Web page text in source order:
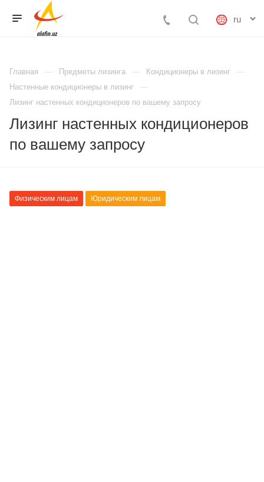
Главная Предметы лизинга
Кондиционеры в лизинг
Настенные кондиционеры в лизинг
Лизинг настенных кондиционеров по вашему запросу
Лизинг настенных кондиционеров
по вашему запросу
Физическим лицам Юридическим лицам